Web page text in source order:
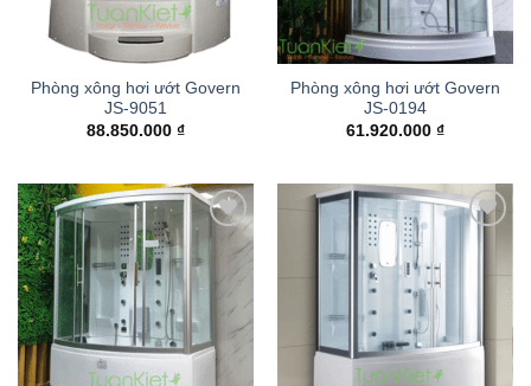
Phòng xông hơi ướt Govern
JS-9051
88.850.000 ₫
Phòng xông hơi ướt Govern
JS-0194
61.920.000 ₫
Add to
wishlist